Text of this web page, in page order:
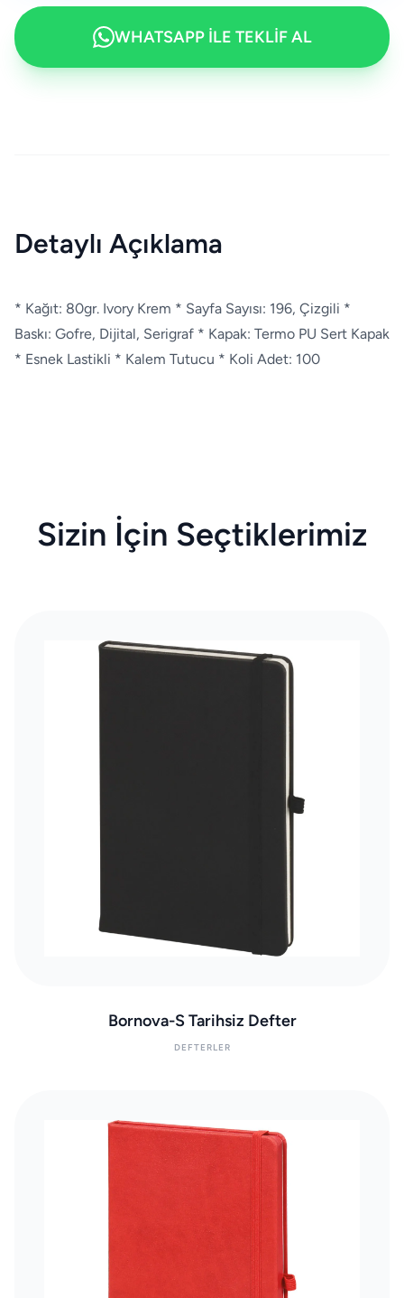
WHATSAPP İLE TEKLİF AL
Detaylı Açıklama
* Kağıt: 80gr. Ivory Krem * Sayfa Sayısı: 196, Çizgili *
Baskı: Gofre, Dijital, Serigraf * Kapak: Termo PU Sert Kapak
* Esnek Lastikli * Kalem Tutucu * Koli Adet: 100
Sizin İçin Seçtiklerimiz
Bornova-S Tarihsiz Defter
DEFTERLER